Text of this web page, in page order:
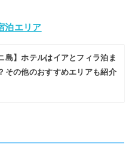
泊エリア
島】ホテルはイアとフィラ泊ま
その他のおすすめエリアも紹介